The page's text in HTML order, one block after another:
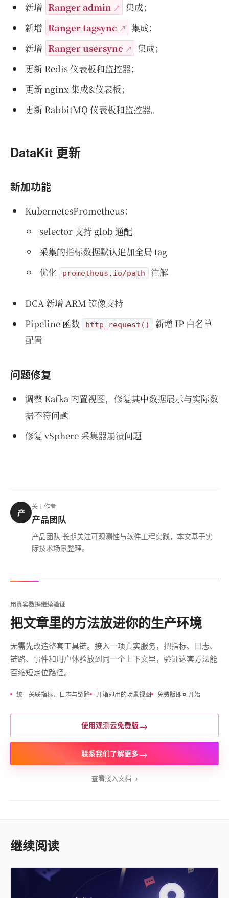
新增 Ranger admin
集成；
新增 Ranger tagsync
集成；
新增 Ranger usersync
集成；
更新 Redis 仪表板和监控器；
更新 nginx 集成&仪表板；
更新 RabbitMQ 仪表板和监控器。
DataKit 更新
新加功能
KubernetesPrometheus：
selector 支持 glob 通配
采集的指标数据默认追加全局 tag
优化 prometheus.io/path 注解
DCA 新增 ARM 镜像支持
Pipeline 函数
http_request() 新增 IP 白名单
配置
问题修复
调整 Kafka 内置视图，修复其中数据展示与实际数
据不符问题
修复 vSphere 采集器崩溃问题
产
关于作者
产品团队
产品团队 长期关注可观测性与软件工程实践，本文基于实
际技术场景整理。
用真实数据继续验证
把文章里的方法放进你的生产环境
无需先改造整套工具链。接入一项真实服务，把指标、日志、
链路、事件和用户体验放到同一个上下文里，验证这套方法能
否缩短定位路径。
统一关联指标、日志与链路 开箱即用的场景视图 免费版即可开始
使用观测云免费版→
联系我们了解更多→
查看接入文档→
继续阅读